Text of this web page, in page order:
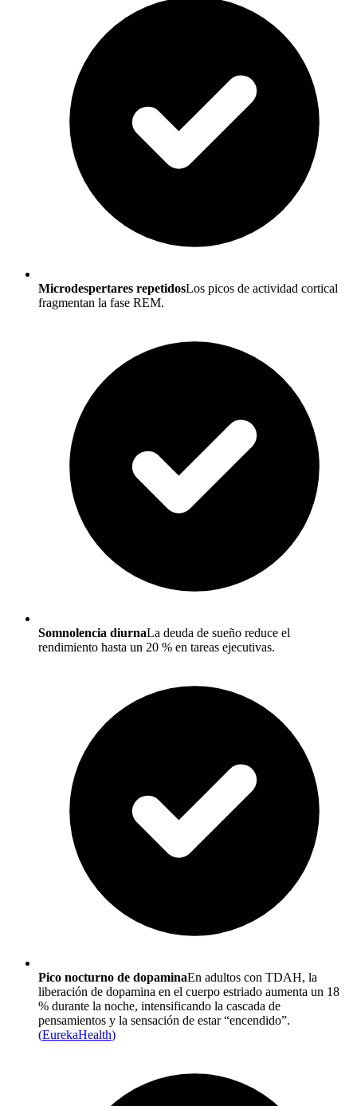
Microdespertares repetidosLos picos de actividad cortical
fragmentan la fase REM.
Somnolencia diurnaLa deuda de sueño reduce el
rendimiento hasta un 20 % en tareas ejecutivas.
Pico nocturno de dopaminaEn adultos con TDAH, la
liberación de dopamina en el cuerpo estriado aumenta un 18
% durante la noche, intensificando la cascada de
pensamientos y la sensación de estar “encendido”.
(EurekaHealth)